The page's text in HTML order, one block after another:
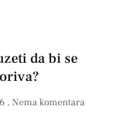
da bi se
Nema komentara